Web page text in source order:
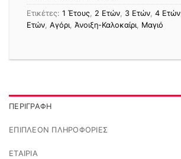
Ετικέτες: 1 Έτους 2 Ετών 3 Ετών 4 Ετών
Ετών Αγόρι Άνοιξη-Καλοκαίρι Μαγιό
ΠΕΡΙΓΡΑΦΉ
ΕΠΙΠΛΈΟΝ ΠΛΗΡΟΦΟΡΊΕΣ
ΕΤΑΙΡΊΑ